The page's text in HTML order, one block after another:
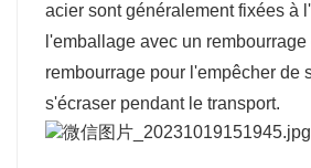
acier sont généralement fixées à
l'emballage avec un
rembourrage pour l'empêcher de
s'écraser pendant le transport.